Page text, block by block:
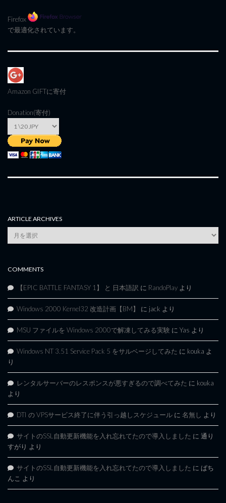
Firefox
で最適化されています。
Amazon GIFTに寄付
Donation(寄付)
ARTICLE ARCHIVES
Article
Archives
COMMENTS
【EPIC BATTLE FANTASY 1】 と 日本語訳 に RandoPlay より
Windows 2000 Kernel32 改造計画【BM】 に jack より
MSU ファイルを Windows 2000で解凍してみる実験 に Yas より
Windows NT 3.51 Service Pack 5 をサルベージしてみた に kouka よ
り
レンタルサーバーのレスポンスが悪すぎるので調べてみた に kouka
より
DTI の VPSサービス終了に伴う引っ越しスケジュール に 名無し より
サイトのSSL自動更新機能を入れ忘れてたので導入しました に 通り
すがり より
サイトのSSL自動更新機能を入れ忘れてたので導入しました に ぱち
んこ より